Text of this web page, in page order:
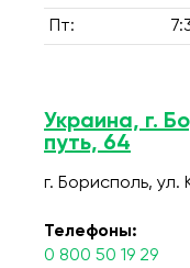
Пт:
Украина, г.
путь, 64
г. Борисполь, ул.
Телефоны:
0 800 50 19 29